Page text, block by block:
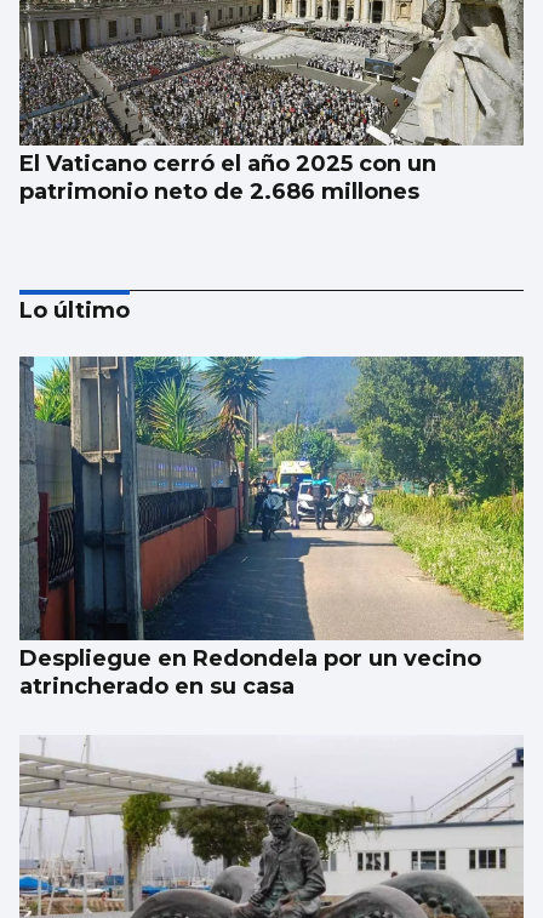
El Vaticano cerró el año 2025 con un
patrimonio neto de 2.686 millones
La dieta de verdura y pescado favorece la
esperanza de vida
Lo último
Despliegue en Redondela por un vecino
atrincherado en su casa